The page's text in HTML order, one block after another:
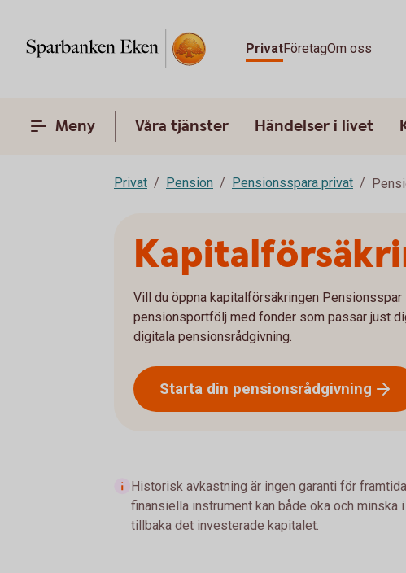
PrivatFöretagOm oss
Meny Våra tjänster Händelser i livet
Privat Pension Pensionsspara privat
Vill du öppna kapitalförsäkringen
pensionsportfölj med fonder som passar just
digitala pensionsrådgivning.
Starta din pensionsrådgivning
Historisk avkastning är ingen garanti för
finansiella instrument kan både öka och minska
tillbaka det investerade kapitalet.